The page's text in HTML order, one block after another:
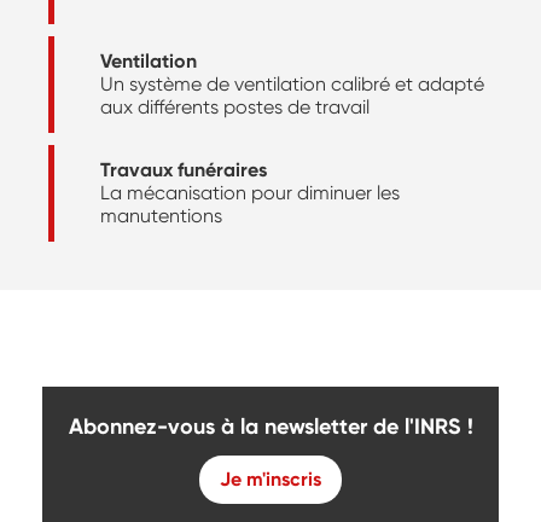
Ventilation
Un système de ventilation calibré et adapté
aux différents postes de travail
Travaux funéraires
La mécanisation pour diminuer les
manutentions
Abonnez-vous à la newsletter de l'INRS !
Je m'inscris